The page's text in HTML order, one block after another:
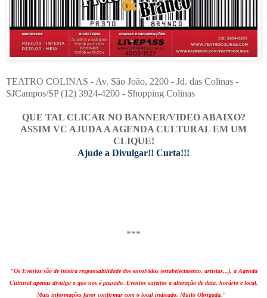
TEATRO COLINAS - Av. São João, 2200 - Jd. das Colinas -
SJCampos/SP (12) 3924-4200 - Shopping Colinas
QUE TAL CLICAR NO BANNER/VIDEO ABAIXO?
ASSIM VC AJUDA A AGENDA CULTURAL EM UM
CLIQUE!
Ajude a Divulgar!! Curta!!!
***
"Os Eventos são de inteira responsabilidade dos envolvidos (estabelecimento, artistas...), a Agenda
Cultural apenas divulga o que nos é passado. Eventos sujeitos a alteração de data, horário e local.
Mais informações favor confirmar com o local indicado. Muito Obrigada."